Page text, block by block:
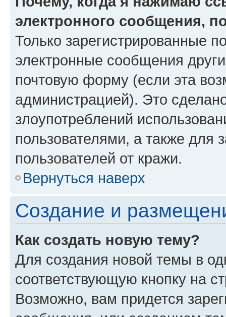
электронного сообщения,
Только зарегистрированные
электронные сообщения
почтовую форму (если эта
администрацией). Это
злоупотреблений
пользователями, а также для
пользователей от кражи.
Вернуться наверх
Создание и
Как создать новую тему?
Для создания новой темы в
соответствующую кнопку на
Возможно, вам придется